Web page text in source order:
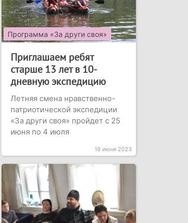
Программа «За други своя»
Приглашаем ребят
старше 13 лет в 10-
дневную экспедицию
Летняя смена нравственно-
патриотической экспедиции
«За други своя» пройдет с 25
июня по 4 июля
19 июня 2023